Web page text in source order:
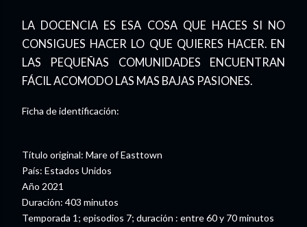
LA DOCENCIA ES ESA COSA QUE HACES SI NO
CONSIGUES HACER LO QUE QUIERES HACER. EN
LAS PEQUEÑAS COMUNIDADES ENCUENTRAN
FÁCIL ACOMODO LAS MAS BAJAS PASIONES.
Ficha de identificación:
Título original: Mare of Easttown
País: Estados Unidos
Año 2021
Duración: 403 minutos
Temporada 1; episodios 7; duración : entre 60 y 70 minutos